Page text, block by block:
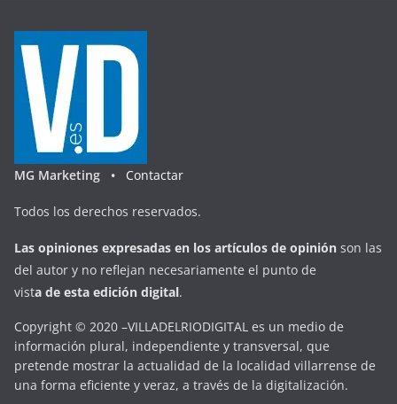
MG Marketing • Contactar
Todos los derechos reservados.
Las opiniones expresadas en los artículos de opinión son las
del autor y no reflejan necesariamente el punto de
vista de esta edición digital.
Copyright © 2020 –VILLADELRIODIGITAL es un medio de
información plural, independiente y transversal, que
pretende mostrar la actualidad de la localidad villarrense de
una forma eficiente y veraz, a través de la digitalización.